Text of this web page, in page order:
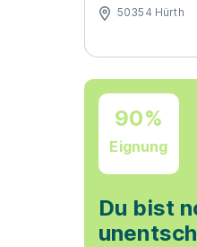
50354 Hürth
90%
Eignung
Du bist